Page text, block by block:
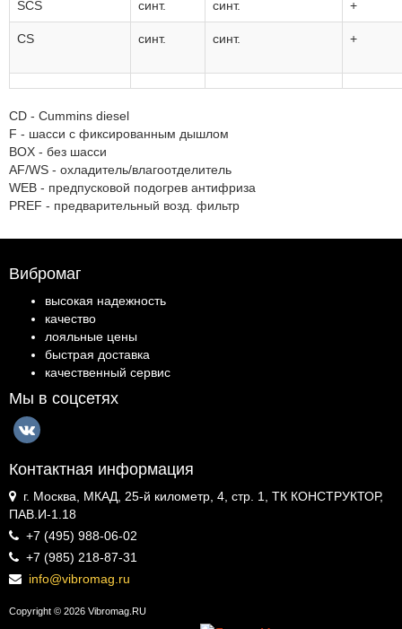
SCS синт. синт. +
CS синт. синт. +
CD - Cummins diesel
F - шасси с фиксированным дышлом
BOX - без шасси
AF/WS - охладитель/влагоотделитель
WEB - предпусковой подогрев антифриза
PREF - предварительный возд. фильтр
Вибромаг
высокая надежность
качество
лояльные цены
быстрая доставка
качественный сервис
Мы в соцсетях
Контактная информация
г. Москва, МКАД, 25-й километр, 4, стр. 1, ТК КОНСТРУКТОР,
ПАВ.И-1.18
+7 (495) 988-06-02
+7 (985) 218-87-31
info@vibromag.ru
Copyright © 2026 Vibromag.RU